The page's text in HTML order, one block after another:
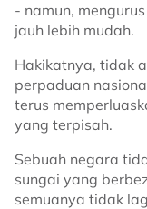
- namun,
jauh lebih mudah.
Hakikatnya, tidak
perpaduan
terus
yang terpisah.
Sebuah negara
sungai yang
semuanya tidak